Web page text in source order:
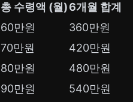
총 수령액 (월)6개월 합계
60만원
360만원
70만원
420만원
80만원
480만원
90만원
540만원